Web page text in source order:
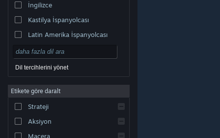
markalar, ABD ve diğer ülkelerde ilgili sahiplerinin
Erişilebilirlik |
Çerezler
İngilizce
Kastilya İspanyolcası
Latin Amerika İspanyolcası
Dil tercihlerini yönet
Etikete göre daralt
Strateji
Aksiyon
Macera